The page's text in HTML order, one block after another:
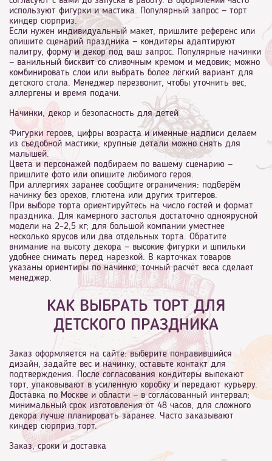
используют фигурки и мастика. Популярный запрос — торт
киндер сюрприз.
Если нужен индивидуальный макет, пришлите референс или
опишите сценарий праздника — кондитеры адаптируют
палитру, форму и декор под ваш запрос. Популярные начинки
— ванильный бисквит со сливочным кремом и медовик; можно
комбинировать слои или выбрать более лёгкий вариант для
детского стола. Менеджер перезвонит, чтобы уточнить вес,
аллергены и время подачи.
Начинки, декор и безопасность для детей
Фигурки героев, цифры возраста и именные надписи делаем
из съедобной мастики; крупные детали можно снять для
малышей.
Цвета и персонажей подбираем по вашему сценарию —
пришлите фото или опишите любимого героя.
При аллергиях заранее сообщите ограничения: подберём
начинку без орехов, глютена или других триггеров.
При выборе торта ориентируйтесь на число гостей и формат
праздника. Для камерного застолья достаточно одноярусной
модели на 2–2,5 кг; для большой компании уместнее
несколько ярусов или два отдельных торта. Обратите
внимание на высоту декора — высокие фигурки и шпильки
удобнее снимать перед нарезкой. В карточках товаров
указаны ориентиры по начинке; точный расчёт веса сделает
менеджер.
КАК ВЫБРАТЬ ТОРТ ДЛЯ
ДЕТСКОГО ПРАЗДНИКА
Заказ оформляется на сайте: выберите понравившийся
дизайн, задайте вес и начинку, оставьте контакт для
подтверждения. После согласования кондитеры выпекают
торт, упаковывают в усиленную коробку и передают курьеру.
Доставка по Москве и области — в согласованный интервал;
минимальный срок изготовления от 48 часов, для сложного
декора лучше планировать заранее. Часто заказывают
киндер сюрприз торт.
Заказ, сроки и доставка